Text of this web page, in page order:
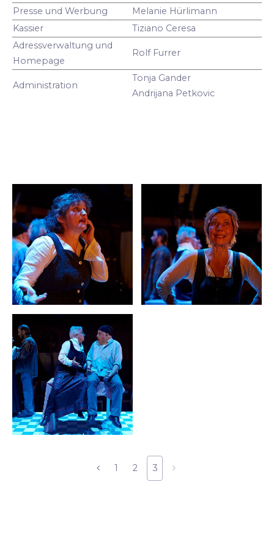
Presse und Werbung
Melanie Hürlimann
Kassier
Tiziano Ceresa
Adressverwaltung und
Homepage
Rolf Furrer
Administration
Tonja Gander
Andrijana Petkovic
1 2 3